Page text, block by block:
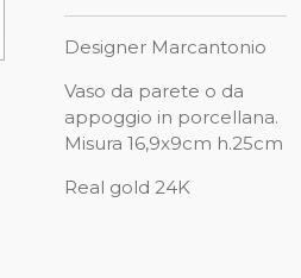
Designer Marcantonio
Vaso da parete o da
appoggio in porcellana.
Misura 16,9x9cm h.25cm
Real gold 24K